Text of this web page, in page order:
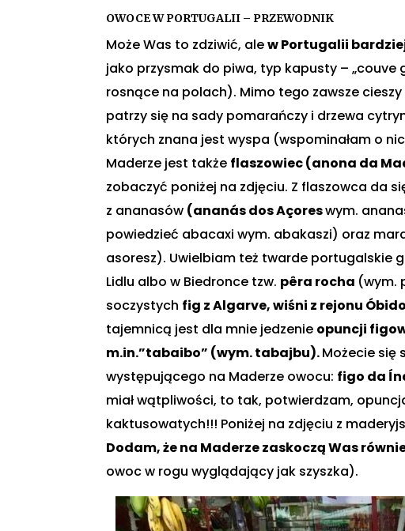
OWOCE W PORTUGALII – PRZEWODNIK
Może Was to zdziwić, alew Portugalii
jako przysmak do piwa, typ kapusty –
rosnące na polach). Mimo tego zawsze
patrzy się na sady pomarańczy i drzewa
których znana jest wyspa (wspominałam o
Maderze jest także flaszowiec (anona da
zobaczyć poniżej na zdjęciu. Z flaszowca da
z ananasów (ananás dos Açoreswym.
powiedzieć abacaxi wym. abakaszi) oraz
asoresz). Uwielbiam też twarde portugalskie
Lidlu albo w Biedronce tzw. pêra rocha (wym.
soczystych fig z Algarve, wiśni z rejonu
tajemnicą jest dla mnie jedzenie opuncji
m.in.”tabaibo” (wym. tabajbu).Możecie się
występującego na Maderze owocu: figo da
miał wątpliwości, to tak, potwierdzam,
kaktusowatych!!! Poniżej na zdjęciu z
Dodam, że na Maderze zaskoczą Was
owoc w rogu wyglądający jak szyszka).